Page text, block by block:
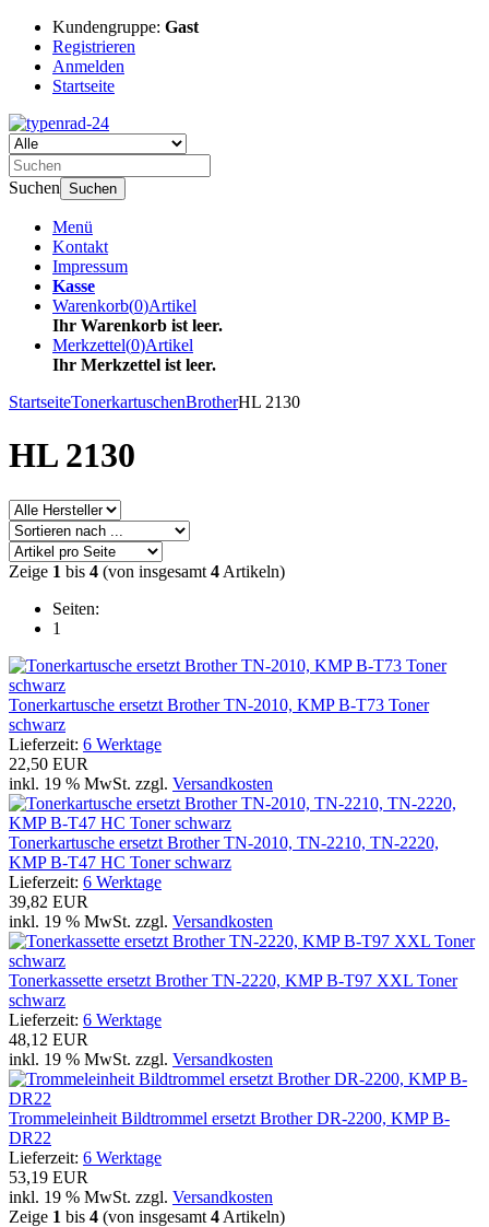
Kundengruppe: Gast
Registrieren
Anmelden
Startseite
Suchen Suchen
Menü
Kontakt
Impressum
Kasse
Warenkorb(0)Artikel
Ihr Warenkorb ist leer.
Merkzettel(0)Artikel
Ihr Merkzettel ist leer.
StartseiteTonerkartuschenBrotherHL 2130
HL 2130
Zeige 1 bis 4 (von insgesamt 4 Artikeln)
Seiten:
1
Tonerkartusche ersetzt Brother TN-2010, KMP B-T73 Toner
schwarz
Lieferzeit: 6 Werktage
22,50 EUR
inkl. 19 % MwSt. zzgl. Versandkosten
Tonerkartusche ersetzt Brother TN-2010, TN-2210, TN-2220,
KMP B-T47 HC Toner schwarz
Lieferzeit: 6 Werktage
39,82 EUR
inkl. 19 % MwSt. zzgl. Versandkosten
Tonerkassette ersetzt Brother TN-2220, KMP B-T97 XXL Toner
schwarz
Lieferzeit: 6 Werktage
48,12 EUR
inkl. 19 % MwSt. zzgl. Versandkosten
Trommeleinheit Bildtrommel ersetzt Brother DR-2200, KMP B-
DR22
Lieferzeit: 6 Werktage
53,19 EUR
inkl. 19 % MwSt. zzgl. Versandkosten
Zeige 1 bis 4 (von insgesamt 4 Artikeln)